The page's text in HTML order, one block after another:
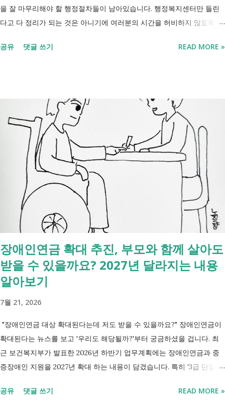
을 잘 마무리해야 할 행정절차들이 남아있습니다. 행정복지센터만 들린
다고 다 정리가 되는 것은 아니기에 여러분의 시간을 허비하지 않도록 정
처리까지 이 흐름만 따라가시면 됩니다. 장례 후 행정 절차 타임라인 장
모든 절차를 대신 처리해주지는 않습니다. 행정복지센터에서는 - 금융재
산, 부동산, 세금, 연금 등 '조회' 신청할 수 있습니다. 나머지는 직접 해야
합니다. - 상속포기 또는 한정승인 법원 - 상속세, 취득세 신고 세무서, 시
군구청 - 예금 인출, 보험금 청구 은행, 보험사 사망신고 당일에 끝낼 수
있는 건 '신청까지', 처리는 2주 후 부터입니다. [조회되는 것 vs 안되는
것] 구분 조회 가능 조회 불가 금융 은행, 보험, 증권 사금융, 개인 간 거래
세금 국세, 지방세 - 자산 부동산, 자동차 해외 자산, 현금 기타 연금 사업
상 채무, 구독 [함께보면 좋은 링크] - 부모님 사망 후 ...
공유 댓글 쓰기 READ MORE »
장애인연금 확대 추진, 부모와 함께 살아도
받을 수 있을까요? 2027년 달라지는 내용
알아보기
7월 21, 2026
"장애인연금 대상 확대된다는데 저도 받을 수 있을까요?" 장애인연금이
확대된다는 뉴스를 보고 '우리도 해당될까?'부터 궁금하셨을 겁니다. 최
근 보건복지부가 발표한 2026년 하반기 업무계획에는 장애인연금과 중
증장애인 지원을 2027년 확대 하는 내용이 담겼습니다. 특히 '3급 단일장
포함되면서 많은 분들이 관심을 갖고 있습니다. 이번 글에서는 장애인과
공유 댓글 쓰기 READ MORE »